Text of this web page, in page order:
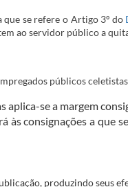
que se refere o Artigo 3º do
ao servidor público a
públicos
se a margem
às consignações a que
produzindo seus